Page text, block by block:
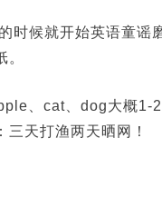
时候就开始英语童
、cat、dog大概1-
天打渔两天晒网！